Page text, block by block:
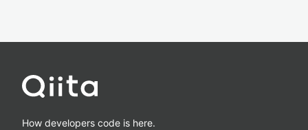
How developers code is here.